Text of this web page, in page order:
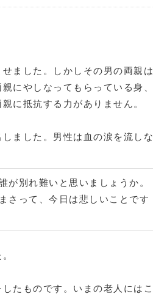
ました。しかしその男の両親は
にやしなってもらっている身、
に抵抗する力がありません。
ました。男性は血の涙を流しな
が別れ難いと思いましょうか。
さって、今日は悲しいことです
たものです。いまの老人にはこ